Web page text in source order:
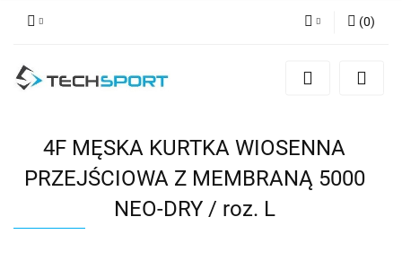
Zaloguj się
(0)
4F MĘSKA KURTKA WIOSENNA
PRZEJŚCIOWA Z MEMBRANĄ 5000
NEO-DRY / roz. L